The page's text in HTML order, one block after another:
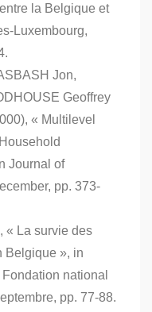
la Belgique et
Luxembourg,
Jon,
Geoffrey
« Multilevel
Journal of
pp. 373-
« La survie des
Belgique », in
national
pp. 77-88.